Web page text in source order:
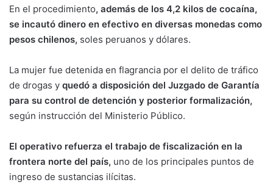
En el procedimiento, además de los 4,2 kilos de cocaína,
se incautó dinero en efectivo en diversas monedas como
pesos chilenos, soles peruanos y dólares.
La mujer fue detenida en flagrancia por el delito de tráfico
de drogas y quedó a disposición del Juzgado de Garantía
para su control de detención y posterior formalización,
según instrucción del Ministerio Público.
El operativo refuerza el trabajo de fiscalización en la
frontera norte del país, uno de los principales puntos de
ingreso de sustancias ilícitas.